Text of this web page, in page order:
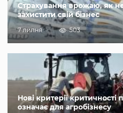
Страхування врожаю, як
захистити свій бізнес
7 липня 503
Нові критерії
означає для агробізнесу